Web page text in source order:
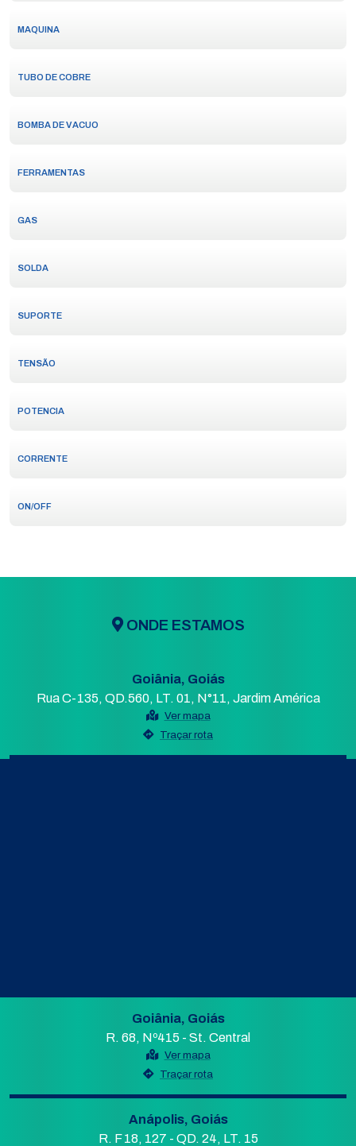
MAQUINA
TUBO DE COBRE
BOMBA DE VACUO
FERRAMENTAS
GAS
SOLDA
SUPORTE
TENSÃO
POTENCIA
CORRENTE
ON/OFF
ONDE ESTAMOS
Goiânia, Goiás
Rua C-135, QD.560, LT. 01, N°11, Jardim América
Ver mapa
Traçar rota
Goiânia, Goiás
R. 68, Nº415 - St. Central
Ver mapa
Traçar rota
Anápolis, Goiás
R. F 18, 127 - QD. 24, LT. 15